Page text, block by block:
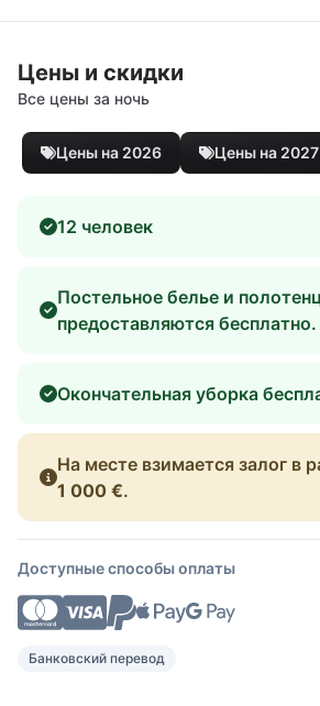
Цены и скидки
Все цены за ночь
Цены на 2026 Цены на 2027
12 человек
Постельное белье и
предоставляются бесплатно.
Окончательная уборка
На месте взимается залог в
1 000 €.
Доступные способы оплаты
Банковский перевод